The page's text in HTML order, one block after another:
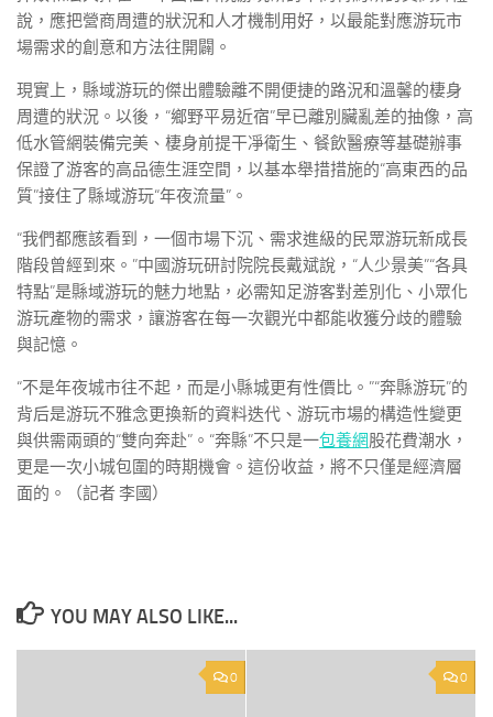
說，應把營商周遭的狀況和人才機制用好，以最能對應游玩市
場需求的創意和方法往開闢。
現實上，縣域游玩的傑出體驗離不開便捷的路況和溫馨的棲身
周遭的狀況。以後，“鄉野平易近宿”早已離別臟亂差的抽像，高
低水管網裝備完美、棲身前提干凈衛生、餐飲醫療等基礎辦事
保證了游客的高品德生涯空間，以基本舉措措施的“高東西的品
質”接住了縣域游玩“年夜流量”。
“我們都應該看到，一個市場下沉、需求進級的民眾游玩新成長
階段曾經到來。”中國游玩研討院院長戴斌說，“人少景美”“各具
特點”是縣域游玩的魅力地點，必需知足游客對差別化、小眾化
游玩產物的需求，讓游客在每一次觀光中都能收獲分歧的體驗
與記憶。
“不是年夜城市往不起，而是小縣城更有性價比。”“奔縣游玩”的
背后是游玩不雅念更換新的資料迭代、游玩市場的構造性變更
與供需兩頭的“雙向奔赴”。“奔縣”不只是一包養網股花費潮水，
更是一次小城包圍的時期機會。這份收益，將不只僅是經濟層
面的。（記者 李國）
YOU MAY ALSO LIKE...
0 0